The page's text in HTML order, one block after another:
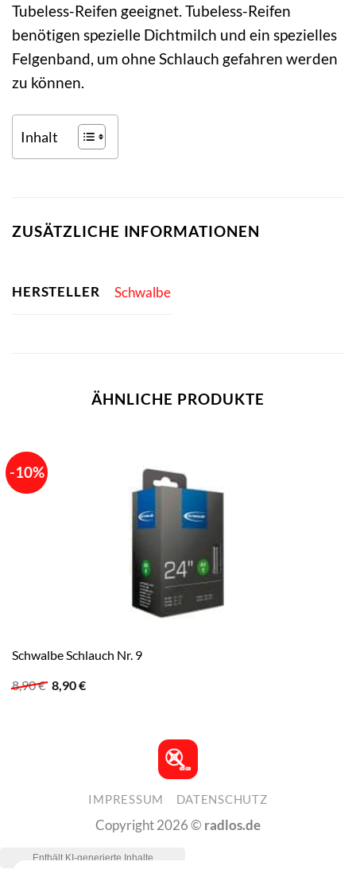
Tubeless-Reifen geeignet. Tubeless-Reifen
benötigen spezielle Dichtmilch und ein spezielles
Felgenband, um ohne Schlauch gefahren werden
zu können.
Inhalt
ZUSÄTZLICHE INFORMATIONEN
HERSTELLER Schwalbe
ÄHNLICHE PRODUKTE
-10%
Schwalbe Schlauch Nr. 9
8,90€ Ursprünglicher
Preis
8,90€Aktueller
IMPRESSUM DATENSCHUTZ
Copyright 2026 © radlos.de